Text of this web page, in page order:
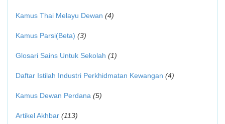
Kamus Thai Melayu Dewan (4)
Kamus Parsi(Beta) (3)
Glosari Sains Untuk Sekolah (1)
Daftar Istilah Industri Perkhidmatan Kewangan (4)
Kamus Dewan Perdana (5)
Artikel Akhbar (113)